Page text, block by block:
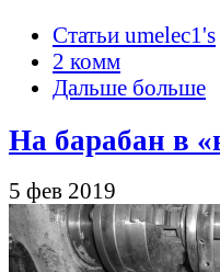
Статьи umelec1's
2 комм
Дальше больше
На барабан в
5 фев 2019